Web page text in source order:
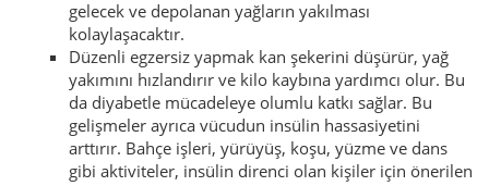
gelecek ve depolanan yağların yakılması
kolaylaşacaktır.
Düzenli egzersiz yapmak kan şekerini düşürür, yağ
yakımını hızlandırır ve kilo kaybına yardımcı olur. Bu
da diyabetle mücadeleye olumlu katkı sağlar. Bu
gelişmeler ayrıca vücudun insülin hassasiyetini
arttırır. Bahçe işleri, yürüyüş, koşu, yüzme ve dans
gibi aktiviteler, insülin direnci olan kişiler için önerilen